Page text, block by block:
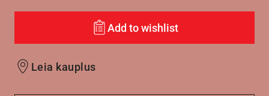
Add to wishlist
Leia kauplus